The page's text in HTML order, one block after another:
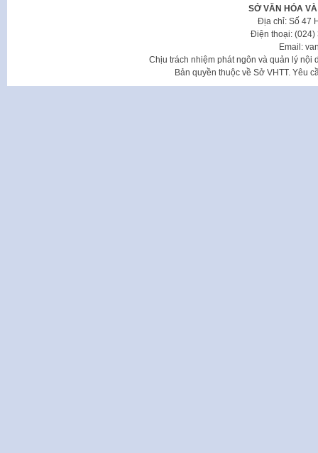
SỞ VĂN HÓA
Địa chỉ: Số 47
Điện thoại: (024)
Email:
Chịu trách nhiệm phát ngôn và quản lý nội
Bản quyền thuộc về Sở VHTT. Yêu